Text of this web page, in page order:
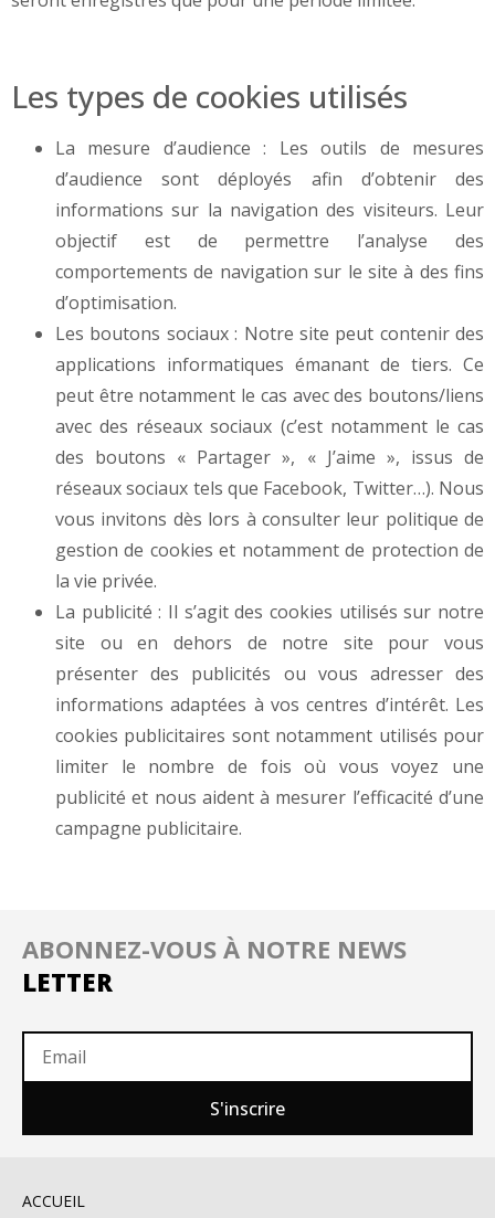
Les types de cookies utilisés
La mesure d’audience : Les outils de mesures
d’audience sont déployés afin d’obtenir des
informations sur la navigation des visiteurs. Leur
objectif est de permettre l’analyse des
comportements de navigation sur le site à des fins
d’optimisation.
Les boutons sociaux : Notre site peut contenir des
applications informatiques émanant de tiers. Ce
peut être notamment le cas avec des boutons/liens
avec des réseaux sociaux (c’est notamment le cas
des boutons « Partager », « J’aime », issus de
réseaux sociaux tels que Facebook, Twitter…). Nous
vous invitons dès lors à consulter leur politique de
gestion de cookies et notamment de protection de
la vie privée.
La publicité : Il s’agit des cookies utilisés sur notre
site ou en dehors de notre site pour vous
présenter des publicités ou vous adresser des
informations adaptées à vos centres d’intérêt. Les
cookies publicitaires sont notamment utilisés pour
limiter le nombre de fois où vous voyez une
publicité et nous aident à mesurer l’efficacité d’une
campagne publicitaire.
ABONNEZ-VOUS À NOTRE NEWS
LETTER
S'inscrire
ACCUEIL